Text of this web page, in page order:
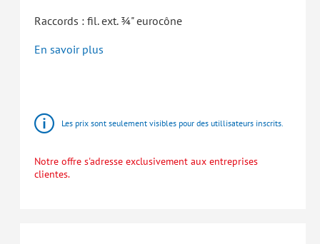
Raccords : fil. ext. ¾" eurocône
En savoir plus
Les prix sont seulement visibles pour des utillisateurs inscrits.
Notre offre s'adresse exclusivement aux entreprises
clientes.